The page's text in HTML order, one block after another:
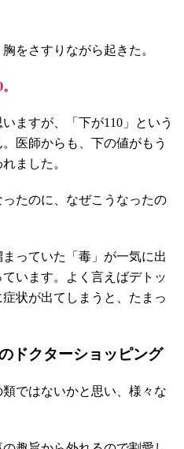
をさすりながら起きた。
ますが、「下が110」という
医師からも、下の値がもう
ました。
たのに、なぜこうなったの
っていた「毒」が一気に出
います。よく言えばデトッ
状が出てしまうと、たまっ
ドクターショッピング
ではないかと思い、様々な